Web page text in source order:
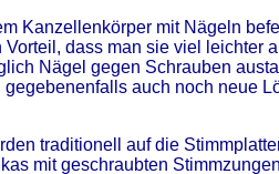
Kanzellenkörper mit Nägeln
dass man sie viel leichter
Nägel gegen Schrauben
auch noch neue
traditionell auf die
mit geschraubten